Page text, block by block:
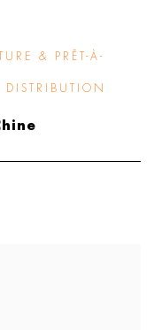
& PRÊT-À-
DISTRIBUTION